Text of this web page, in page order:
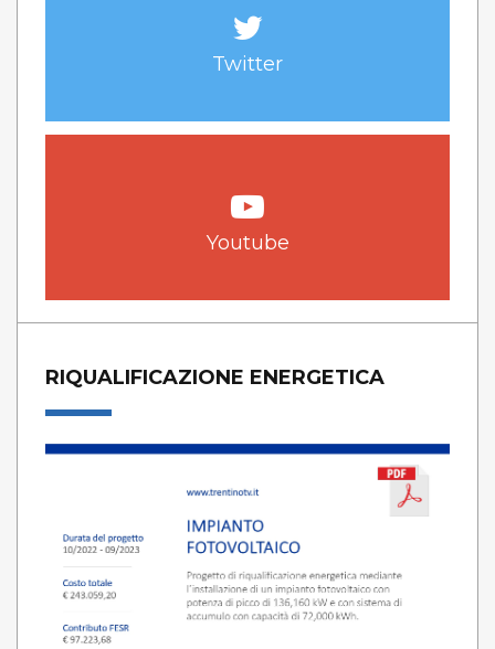
Twitter
Youtube
RIQUALIFICAZIONE ENERGETICA